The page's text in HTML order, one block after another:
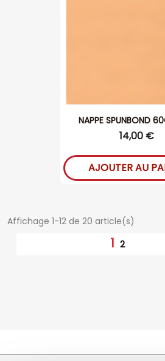
NAPPE SPUNBOND
14,00 €
AJOUTER AU
Affichage 1-12 de 20 article(s)
1 2